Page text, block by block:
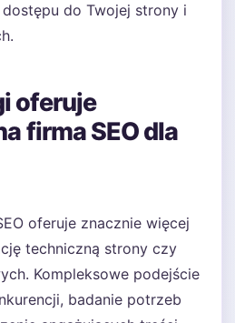
do Twojej strony i
oferuje
firma SEO dla
oferuje znacznie więcej
techniczną strony czy
Kompleksowe podejście
badanie potrzeb